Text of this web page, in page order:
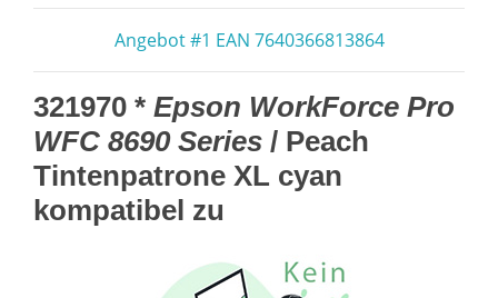
Angebot #1 EAN 7640366813864
321970 * Epson WorkForce Pro
WFC 8690 Series / Peach
Tintenpatrone XL cyan
kompatibel zu